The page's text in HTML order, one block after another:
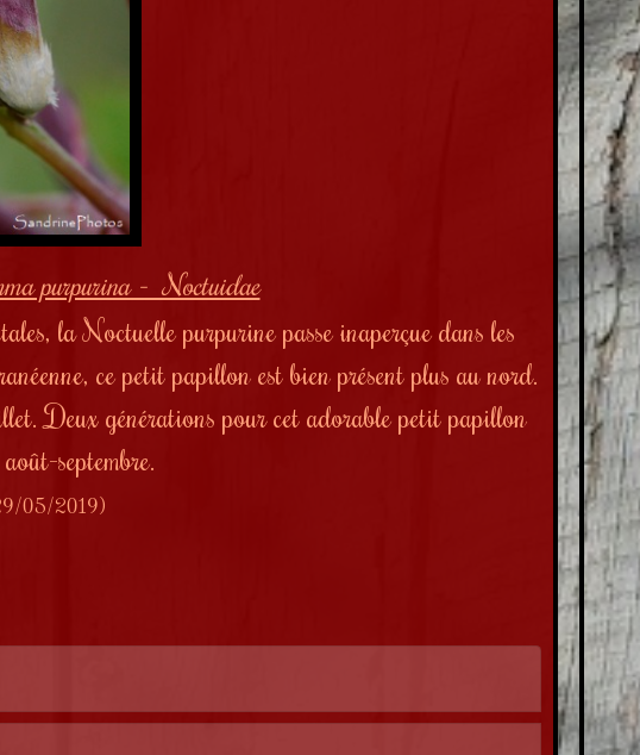
purpurina - Noctuidae
la Noctuelle purpurine passe inaperçue dans les
ce petit papillon est bien présent plus au nord.
. Deux générations pour cet adorable petit papillon
septembre.
05/2019)